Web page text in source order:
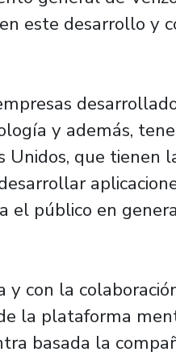
este desarrollo y
y además,
Unidos, que tienen
el público en
y con la
la plataforma
basada la